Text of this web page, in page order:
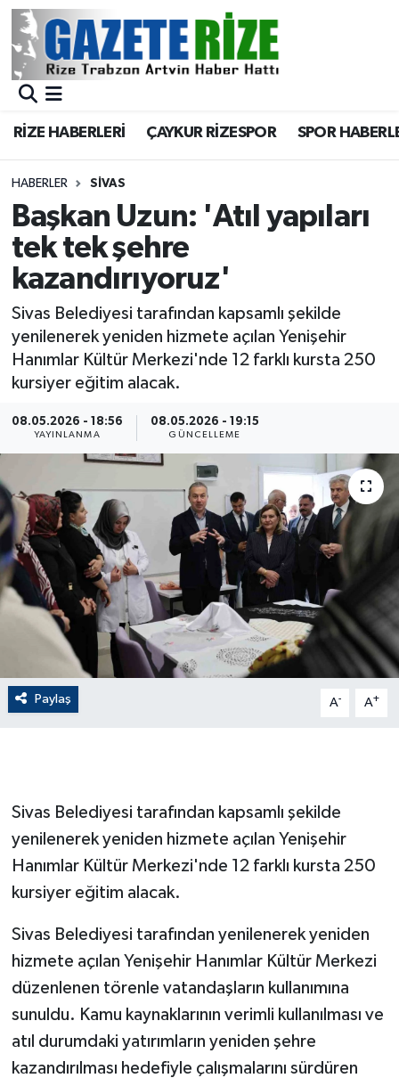
RİZE HABERLERİ ÇAYKUR RİZESPOR SPOR
HABERLER SIVAS
Başkan Uzun: 'Atıl yapıları
tek tek şehre
kazandırıyoruz'
Sivas Belediyesi tarafından kapsamlı şekilde
yenilenerek yeniden hizmete açılan Yenişehir
Hanımlar Kültür Merkezi'nde 12 farklı kursta 250
kursiyer eğitim alacak.
08.05.2026 - 18:56
YAYINLANMA
08.05.2026 - 19:15
GÜNCELLEME
Paylaş A- A+
Sivas Belediyesi tarafından kapsamlı şekilde
yenilenerek yeniden hizmete açılan Yenişehir
Hanımlar Kültür Merkezi'nde 12 farklı kursta 250
kursiyer eğitim alacak.
Sivas Belediyesi tarafından yenilenerek yeniden
hizmete açılan Yenişehir Hanımlar Kültür Merkezi
düzenlenen törenle vatandaşların kullanımına
sunuldu. Kamu kaynaklarının verimli kullanılması ve
atıl durumdaki yatırımların yeniden şehre
kazandırılması hedefiyle çalışmalarını sürdüren
BÖLGEMİZ
Asayiş
Rize Jandarma Komutanlığı
Bilim Teknoloji
Advertising news
Canlı Maç
ÇEVRE
Dünya
EĞİTİM
EKONOMİ
English News
Finans
GENEL
GÜNDEM
Güvenlik
İNSAN
İş Dünyası
Merkez Nöbetçi Eczaneler
Merkez Trafik Yoğunluk Haritası
Süper Lig Puan Durumu ve Fikstür
Tüm Manşetler
Son Dakika Haberleri
Haber Arşivi